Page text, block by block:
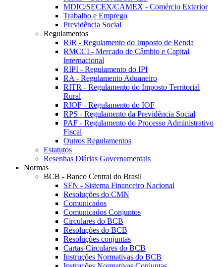
MDIC/SECEX/CAMEX - Comércio Exterior
Trabalho e Emprego
Previdência Social
Regulamentos
RIR - Regulamento do Imposto de Renda
RMCCI - Mercado de Câmbio e Capital
Internacional
RIPI - Regulamento do IPI
RA - Regulamento Aduaneiro
RITR - Regulamento do Imposto Territorial
Rural
RIOF - Regulamento do IOF
RPS - Regulamento da Previdência Social
PAF - Regulamento do Processo Administrativo
Fiscal
Outros Regulamentos
Estatutos
Resenhas Diárias Governamentais
Normas
BCB - Banco Central do Brasil
SFN - Sistema Financeiro Nacional
Resoluções do CMN
Comunicados
Comunicados Conjuntos
Circulares do BCB
Resoluções do BCB
Resoluções conjuntas
Cartas-Circulares do BCB
Instruções Normativas do BCB